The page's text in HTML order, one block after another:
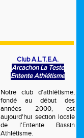
Club A.L.T.E.A.
Arcachon La Teste
Entente Athlétisme
Notre club d'athlétisme,
fondé au début des
années 2000, est
aujourd'hui section locale
de l'Entente Bassin
Athlétisme.